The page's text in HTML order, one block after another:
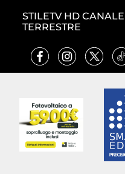
STILETV HD
TERRESTRE